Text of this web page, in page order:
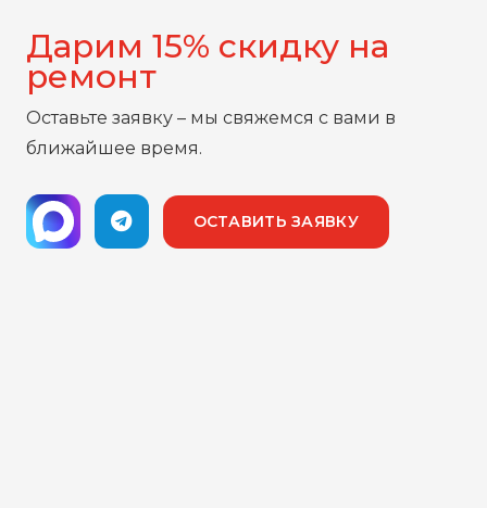
Дарим 15% скидку на
ремонт
Оставьте заявку – мы свяжемся с вами в
ближайшее время.
ОСТАВИТЬ ЗАЯВКУ